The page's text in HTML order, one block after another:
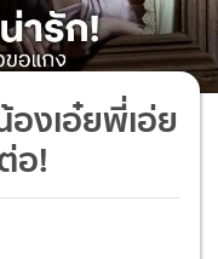
องเอ๋ยพี่เอ่ย
อ!